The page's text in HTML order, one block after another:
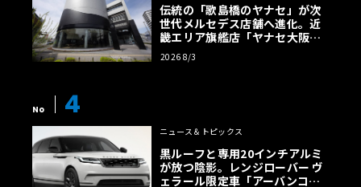
伝統の「歌島橋のヤナセ」が次
世代メルセデス店舗へ進化。近
畿エリア旗艦店「ヤナセ大阪支
店」がリニューアル
2026 8/3
No 4
ニュース＆トピックス
黒ルーフと専用20インチアルミ
が放つ陰影。レンジローバー ヴ
ェラール限定車「アーバンコン